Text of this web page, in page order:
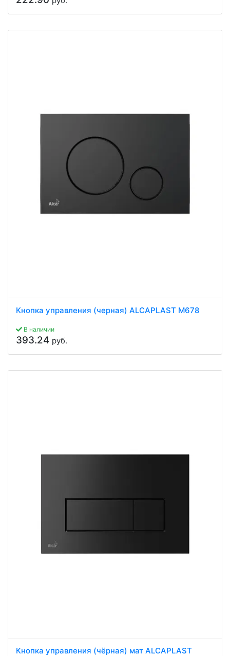
Кнопка управления (черная) ALCAPLAST M678
В наличии
393.24 руб.
Кнопка управления (чёрная) мат ALCAPLAST